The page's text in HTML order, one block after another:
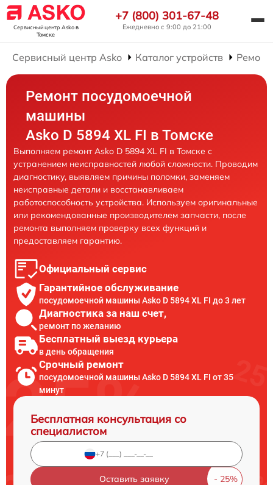
Сервисный центр Askoв
Томске
+7 (800) 301-67-48
Ежедневно с 9:00 до 21:00
Сервисный центр Asko Каталог устройств
Ремонт посудомоечной
машины
Asko D 5894 XL FI в Томске
Выполняем ремонт Asko D 5894 XL FI в Томске с
устранением неисправностей любой сложности. Проводим
диагностику, выявляем причины поломки, заменяем
неисправные детали и восстанавливаем
работоспособность устройства. Используем оригинальные
или рекомендованные производителем запчасти, после
ремонта выполняем проверку всех функций и
предоставляем гарантию.
Официальный сервис
Гарантийное обслуживание
посудомоечной машины Asko D 5894 XL FI до 3 лет
Диагностика за наш счет,
ремонт по желанию
Бесплатный выезд курьера
в день обращения
Срочный ремонт
посудомоечной машины Asko D 5894 XL FI от 35
минут
Бесплатная консультация со
специалистом
Оставить заявку